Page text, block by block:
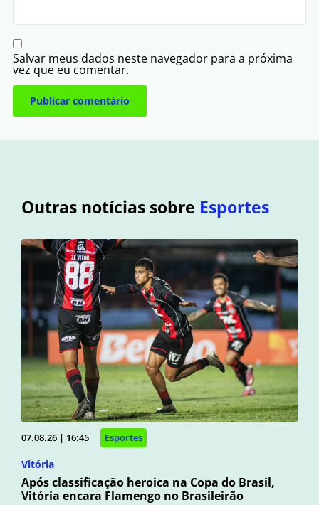
Salvar meus dados neste navegador para a próxima
vez que eu comentar.
Outras notícias sobre Esportes
07.08.26 | 16:45 Esportes
Vitória
Após classificação heroica na Copa do Brasil,
Vitória encara Flamengo no Brasileirão